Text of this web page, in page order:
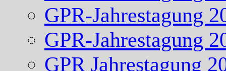
GPR-Jahrestagung
GPR-Jahrestagung
GPR Jahrestagung